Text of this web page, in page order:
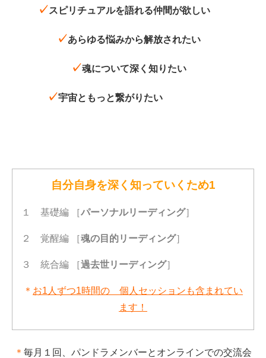
✓スピリチュアルを語れる仲間が欲しい
✓あらゆる悩みから解放されたい
✓魂について深く知りたい
✓宇宙ともっと繋がりたい
自分自身を深く知っていくため1
１ 基礎編 ［パーソナルリーディング］
２ 覚醒編 ［魂の目的リーディング］
３ 統合編 ［過去世リーディング］
＊ お1人ずつ1時間の 個人セッションも含まれてい
ます！
＊ 毎月１回、パンドラ メンバーと オンラインでの交流会